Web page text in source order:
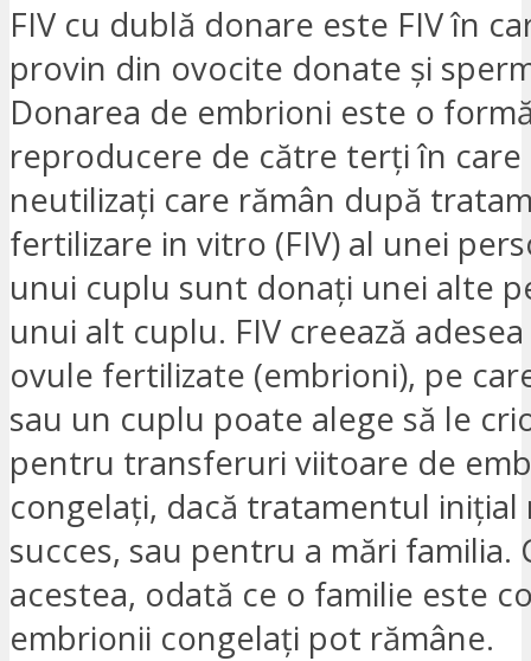
FIV cu dublă donare este FIV în
provin din ovocite donate și
Donarea de embrioni este o
reproducere de către terți în
neutilizați care rămân după
fertilizare in vitro (FIV) al unei
unui cuplu sunt donați unei alte
unui alt cuplu. FIV creează
ovule fertilizate (embrioni), pe
sau un cuplu poate alege să le
pentru transferuri viitoare de
congelați, dacă tratamentul inițial
succes, sau pentru a mări familia.
acestea, odată ce o familie este
embrionii congelați pot rămâne.